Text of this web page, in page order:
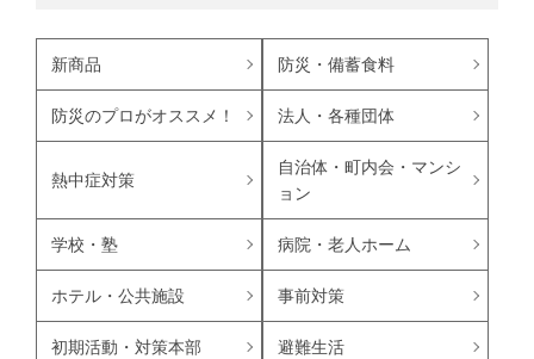
新商品 防災・備蓄食料
防災のプロがオススメ！ 法人・各種団体
熱中症対策
自治体・町内会・マンシ
ョン
学校・塾 病院・老人ホーム
ホテル・公共施設 事前対策
初期活動・対策本部 避難生活